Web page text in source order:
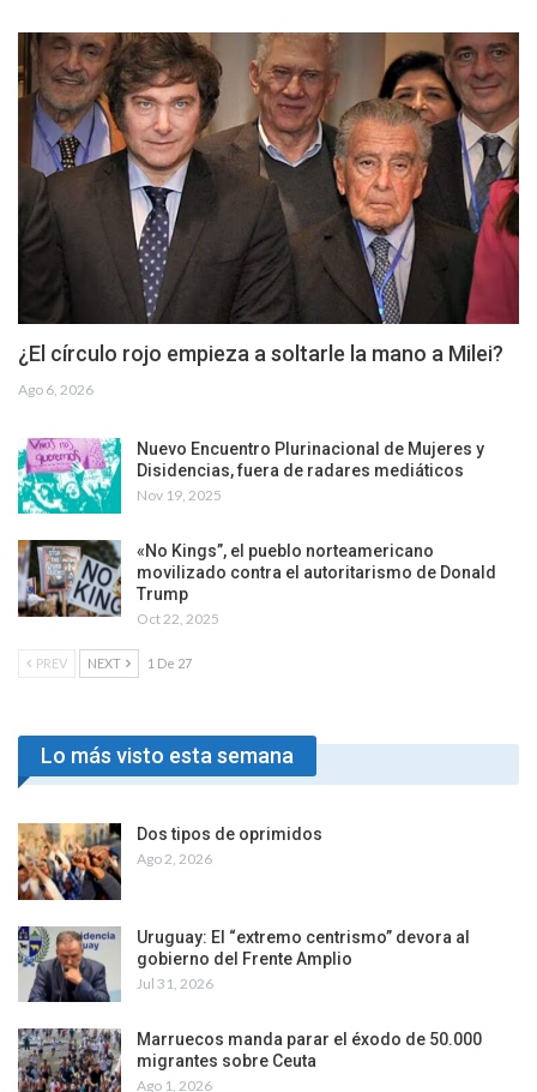
¿El círculo rojo empieza a soltarle la mano a Milei?
Ago 6, 2026
Nuevo Encuentro Plurinacional de Mujeres y
Disidencias, fuera de radares mediáticos
Nov 19, 2025
«No Kings”, el pueblo norteamericano
movilizado contra el autoritarismo de Donald
Trump
Oct 22, 2025
PREV NEXT 1 De 27
Lo más visto esta semana
Dos tipos de oprimidos
Ago 2, 2026
Uruguay: El “extremo centrismo” devora al
gobierno del Frente Amplio
Jul 31, 2026
Marruecos manda parar el éxodo de 50.000
migrantes sobre Ceuta
Ago 1, 2026